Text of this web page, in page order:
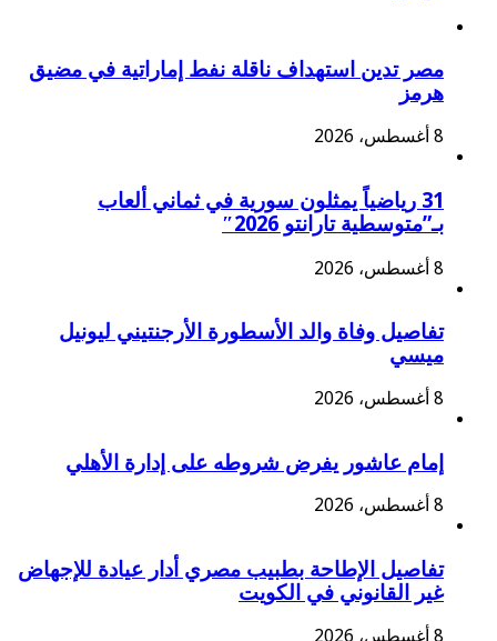
مصر تدين استهداف ناقلة نفط إماراتية في مضيق
هرمز
8 أغسطس، 2026
31 رياضياً يمثلون سورية في ثماني ألعاب
بـ”متوسطية تارانتو 2026″
8 أغسطس، 2026
تفاصيل وفاة والد الأسطورة الأرجنتيني ليونيل
ميسي
8 أغسطس، 2026
إمام عاشور يفرض شروطه على إدارة الأهلي
8 أغسطس، 2026
تفاصيل الإطاحة بطبيب مصري أدار عيادة للإجهاض
غير القانوني في الكويت
8 أغسطس، 2026